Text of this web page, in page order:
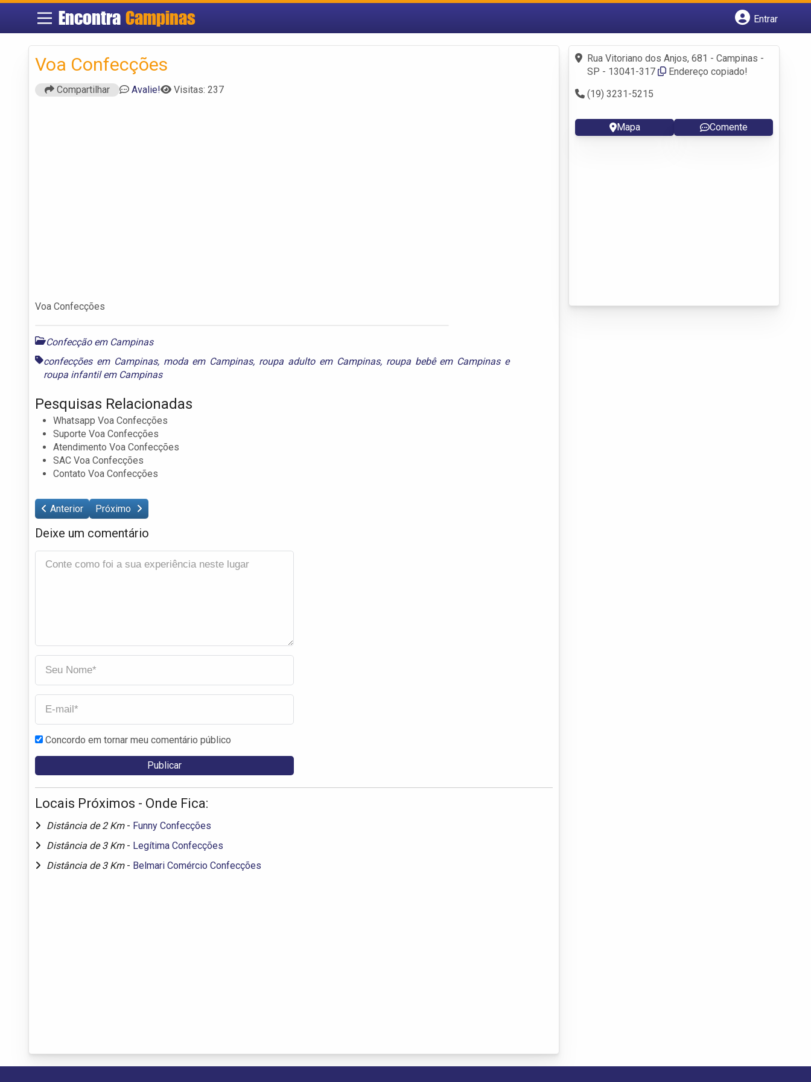
EncontraCampinas
Entrar
Fazer login
Criar conta
Voa Confecções
Compartilhar Avalie! Visitas: 237
Voa Confecções
Confecção em Campinas
confecções em Campinas, moda em Campinas, roupa adulto em Campinas, roupa bebê em Campinase
roupa infantil em Campinas
Pesquisas Relacionadas
Whatsapp Voa Confecções
Suporte Voa Confecções
Atendimento Voa Confecções
SAC Voa Confecções
Contato Voa Confecções
Anterior Próximo
Deixe um comentário
Concordo em tornar meu comentário público
Locais Próximos - Onde Fica:
Distância de 2 Km - Funny Confecções
Distância de 3 Km - Legítima Confecções
Distância de 3 Km - Belmari Comércio Confecções
Rua Vitoriano dos Anjos, 681 - Campinas -
SP - 13041-317
Endereço copiado!
(19) 3231-5215
Mapa Comente